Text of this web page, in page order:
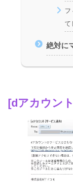
フ
て
絶対に
[dアカウン